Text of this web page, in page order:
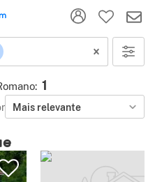
: 1
Mais relevante